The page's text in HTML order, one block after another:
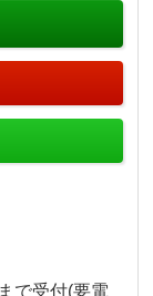
で受付(要電